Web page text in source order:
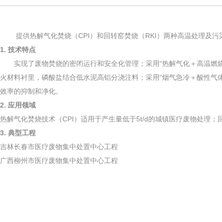
提供热解气化焚烧（CPI）和回转窑焚烧（RKI）两种高温处理及污
1. 技术特点
实现了废物焚烧的密闭运行和安全化管理；采用“热解气化＋高温燃
火材料衬里，磷酸盐结合低水泥高铝分浇注料；采用“烟气急冷＋酸性
效率的抑制和净化。
2. 应用领域
热解气化焚烧技术（CPI）适用于产生量低于5t/d的城镇医疗废物处理
3. 典型工程
吉林长春市医疗废物集中处置中心工程
广西柳州市医疗废物集中处置中心工程